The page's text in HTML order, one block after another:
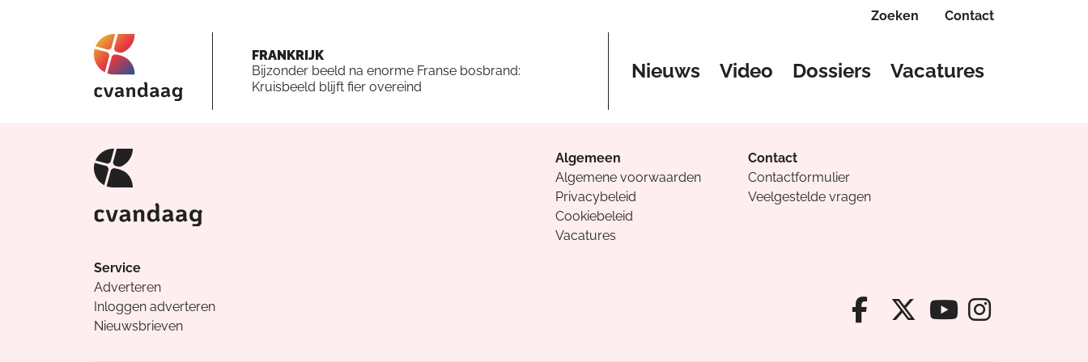
Zoeken Contact
FRANKRIJK
Bijzonder beeld na enorme Franse bosbrand:
Kruisbeeld blijft fier overeind
Nieuws Video Dossiers Vacatures
Algemeen
Algemene voorwaarden
Privacybeleid
Cookiebeleid
Vacatures
Contact
Contactformulier
Veelgestelde vragen
Service
Adverteren
Inloggen adverteren
Nieuwsbrieven
Facebook van
X van